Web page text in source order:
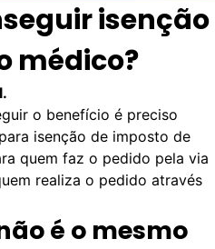
isenção
médico?
o benefício é preciso
isenção de imposto de
quem faz o pedido pela via
realiza o pedido através
é o mesmo